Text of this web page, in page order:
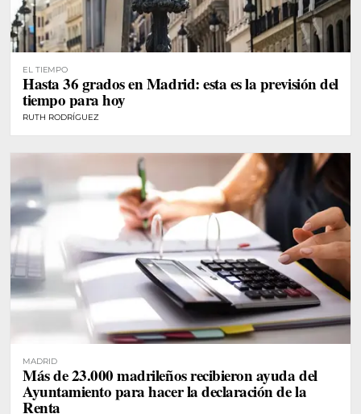
EL TIEMPO
Hasta 36 grados en Madrid: esta es la previsión del
tiempo para hoy
RUTH RODRÍGUEZ
MADRID
Más de 23.000 madrileños recibieron ayuda del
Ayuntamiento para hacer la declaración de la
Renta